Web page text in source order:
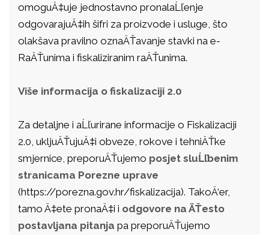
omoguÄ‡uje jednostavno pronalaĹľenje
odgovarajuÄ‡ih šifri za proizvode i usluge, što
olakšava pravilno oznaÄŤavanje stavki na e-
RaÄŤunima i fiskaliziranim raÄŤunima.
Više informacija o fiskalizaciji 2.0
Za detaljne i aĹľurirane informacije o Fiskalizaciji
2.0, ukljuÄŤujuÄ‡i obveze, rokove i tehniÄŤke
smjernice, preporuÄŤujemo posjet sluĹľbenim
stranicama Porezne uprave
(https://porezna.gov.hr/fiskalizacija). TakoÄ‘er,
tamo Ä‡ete pronaÄ‡i i odgovore na ÄŤesto
postavljana pitanja pa preporuÄŤujemo